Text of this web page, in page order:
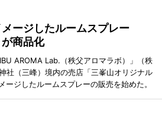
ージしたルームスプレー
が商品化
AROMA Lab.（秩父アロマラボ）」（秩
社（三峰）境内の売店「三峯山オリジナル
ージしたルームスプレーの販売を始めた。